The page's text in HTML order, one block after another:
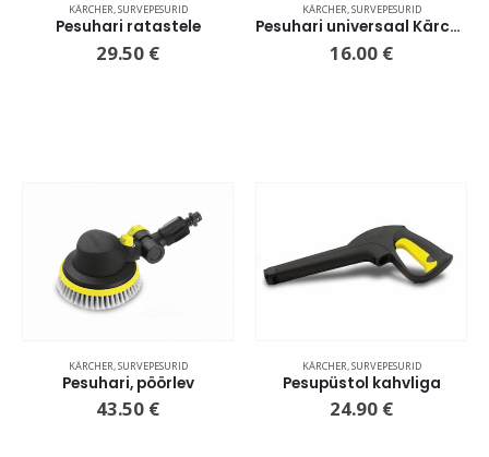
KÄRCHER,SURVEPESURID
Pesuhari ratastele
29.50 €
KÄRCHER,SURVEPESURID
Pesuhari universaal Kärcher
16.00 €
KÄRCHER,SURVEPESURID
Pesuhari, pöörlev
43.50 €
KÄRCHER,SURVEPESURID
Pesupüstol kahvliga
24.90 €